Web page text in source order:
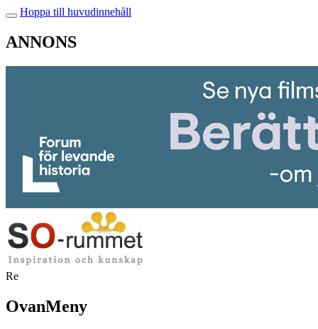
Hoppa till huvudinnehåll
ANNONS
Re
OvanMeny